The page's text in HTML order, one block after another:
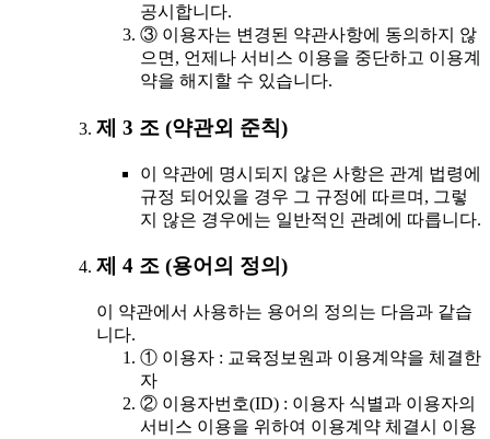
공시합니다.
③ 이용자는 변경된 약관사항에 동의하지 않
으면, 언제나 서비스 이용을 중단하고 이용계
약을 해지할 수 있습니다.
제 3 조 (약관외 준칙)
이 약관에 명시되지 않은 사항은 관계 법령에
규정 되어있을 경우 그 규정에 따르며, 그렇
지 않은 경우에는 일반적인 관례에 따릅니다.
제 4 조 (용어의 정의)
이 약관에서 사용하는 용어의 정의는 다음과 같습
니다.
① 이용자 : 교육정보원과 이용계약을 체결한
자
② 이용자번호(ID) : 이용자 식별과 이용자의
서비스 이용을 위하여 이용계약 체결시 이용